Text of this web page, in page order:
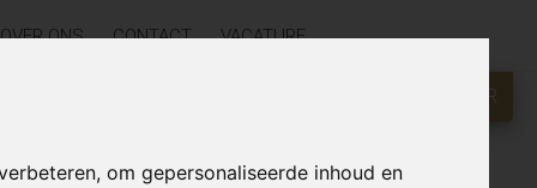
om gepersonaliseerde inhoud en
OVER ONS CONTACT VACATURE
KLIK HIER
online.